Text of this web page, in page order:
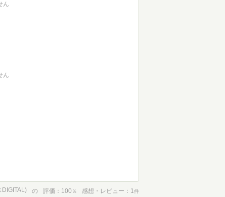
ん
ん
の 評価 100 ％ 感想・レビュー 1件